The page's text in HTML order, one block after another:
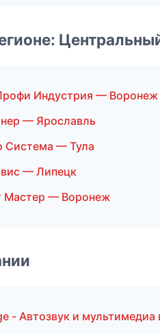
Индустрия — Воронеж
— Ярославль
Система — Тула
— Липецк
Мастер — Воронеж
- Автозвук и мультимедиа